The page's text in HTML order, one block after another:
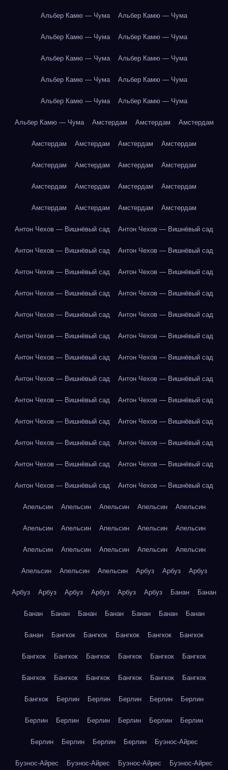
Альбер Камю — Чума Альбер Камю — Чума
Альбер Камю — Чума Альбер Камю — Чума
Альбер Камю — Чума Альбер Камю — Чума
Альбер Камю — Чума Альбер Камю — Чума
Альбер Камю — Чума Альбер Камю — Чума
Альбер Камю — Чума Амстердам Амстердам Амстердам
Амстердам Амстердам Амстердам Амстердам
Амстердам Амстердам Амстердам Амстердам
Амстердам Амстердам Амстердам Амстердам
Амстердам Амстердам Амстердам Амстердам
Антон Чехов — Вишнёвый сад Антон Чехов — Вишнёвый сад
Антон Чехов — Вишнёвый сад Антон Чехов — Вишнёвый сад
Антон Чехов — Вишнёвый сад Антон Чехов — Вишнёвый сад
Антон Чехов — Вишнёвый сад Антон Чехов — Вишнёвый сад
Антон Чехов — Вишнёвый сад Антон Чехов — Вишнёвый сад
Антон Чехов — Вишнёвый сад Антон Чехов — Вишнёвый сад
Антон Чехов — Вишнёвый сад Антон Чехов — Вишнёвый сад
Антон Чехов — Вишнёвый сад Антон Чехов — Вишнёвый сад
Антон Чехов — Вишнёвый сад Антон Чехов — Вишнёвый сад
Антон Чехов — Вишнёвый сад Антон Чехов — Вишнёвый сад
Антон Чехов — Вишнёвый сад Антон Чехов — Вишнёвый сад
Антон Чехов — Вишнёвый сад Антон Чехов — Вишнёвый сад
Антон Чехов — Вишнёвый сад Антон Чехов — Вишнёвый сад
Апельсин Апельсин Апельсин Апельсин Апельсин
Апельсин Апельсин Апельсин Апельсин Апельсин
Апельсин Апельсин Апельсин Апельсин Апельсин
Апельсин Апельсин Апельсин Арбуз Арбуз Арбуз
Арбуз Арбуз Арбуз Арбуз Арбуз Арбуз Банан Банан
Банан Банан Банан Банан Банан Банан Банан
Банан Бангкок Бангкок Бангкок Бангкок Бангкок
Бангкок Бангкок Бангкок Бангкок Бангкок Бангкок
Бангкок Бангкок Бангкок Бангкок Бангкок Бангкок
Бангкок Берлин Берлин Берлин Берлин Берлин
Берлин Берлин Берлин Берлин Берлин Берлин
Берлин Берлин Берлин Берлин Буэнос-Айрес
Буэнос-Айрес Буэнос-Айрес Буэнос-Айрес Буэнос-Айрес